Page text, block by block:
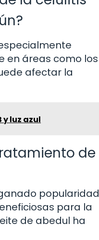
en áreas como los
afectar la
y luz azul
de
popularidad
para la
de abedul ha